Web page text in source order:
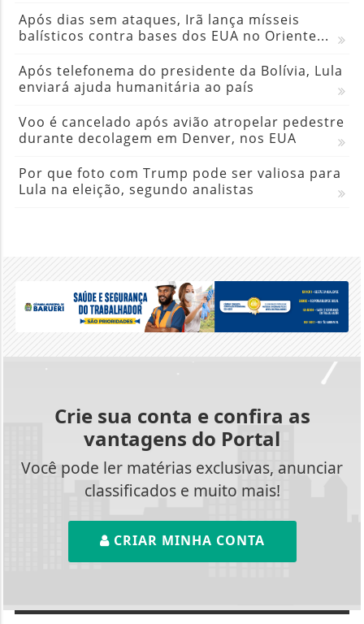
Após dias sem ataques, Irã lança mísseis
balísticos contra bases dos EUA no Oriente...
Após telefonema do presidente da Bolívia, Lula
enviará ajuda humanitária ao país
Voo é cancelado após avião atropelar pedestre
durante decolagem em Denver, nos EUA
Por que foto com Trump pode ser valiosa para
Lula na eleição, segundo analistas
Crie sua conta e confira as
vantagens do Portal
Você pode ler matérias exclusivas, anunciar
classificados e muito mais!
CRIAR MINHA CONTA